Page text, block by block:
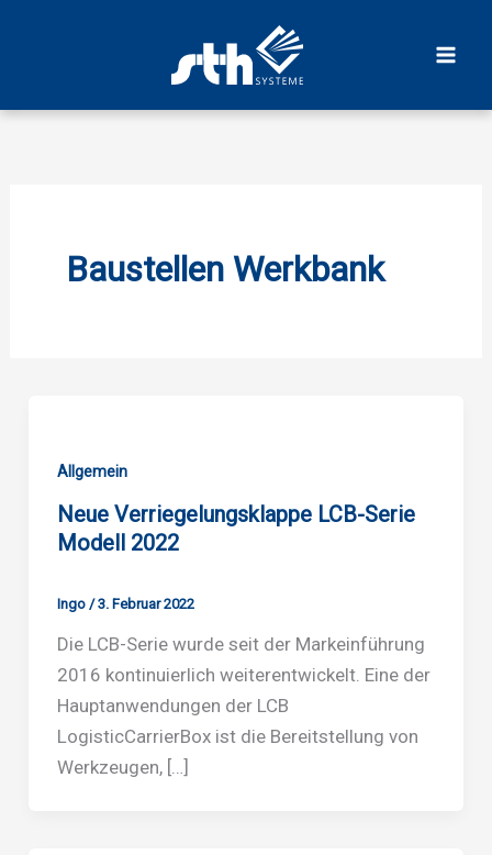
Baustellen Werkbank
Allgemein
Neue Verriegelungsklappe LCB-Serie
Modell 2022
Ingo /3. Februar 2022
Die LCB-Serie wurde seit der Markeinführung
2016 kontinuierlich weiterentwickelt. Eine der
Hauptanwendungen der LCB
LogisticCarrierBox ist die Bereitstellung von
Werkzeugen, […]